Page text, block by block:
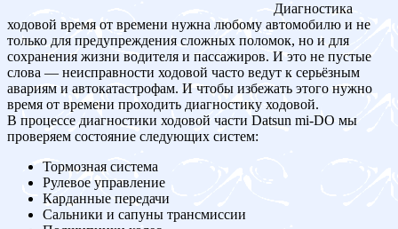
Диагностика
ходовой время от времени нужна любому автомобилю и не
только для предупреждения сложных поломок, но и для
сохранения жизни водителя и пассажиров. И это не пустые
слова — неисправности ходовой часто ведут к серьёзным
авариям и автокатастрофам. И чтобы избежать этого нужно
время от времени проходить диагностику ходовой.
В процессе диагностики ходовой части Datsun mi-DO мы
проверяем состояние следующих систем:
Тормозная система
Рулевое управление
Карданные передачи
Сальники и сапуны трансмиссии